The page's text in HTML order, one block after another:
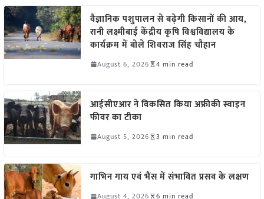
वैज्ञानिक पशुपालन से बढ़ेगी किसानों की आय,
रानी लक्ष्मीबाई केंद्रीय कृषि विश्वविद्यालय के
कार्यक्रम में बोले शिवराज सिंह चौहान
August 6, 2026 4 min read
आईसीएआर ने विकसित किया अफ्रीकी स्वाइन
फीवर का टीका
August 5, 2026 3 min read
गाभिन गाय एवं भैंस में संभावित प्रसव के लक्षण
August 4, 2026 6 min read